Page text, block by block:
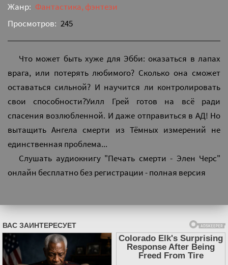
Жанр: Фантастика, фэнтези
Просмотров: 245
Что может быть хуже для Эбби: оказаться в лапах
врага, или потерять любимого? Сколько она сможет
оставаться сильной? И научится ли контролировать
свои способности?Уилл Грей готов на всё ради
спасения возлюбленной. И даже отправиться в АД! Но
вытащить Ангела смерти из Тёмных измерений не
единственная проблема...
Слушать аудиокнигу "Печать смерти - Элен Черс"
онлайн бесплатно без регистрации - полная версия